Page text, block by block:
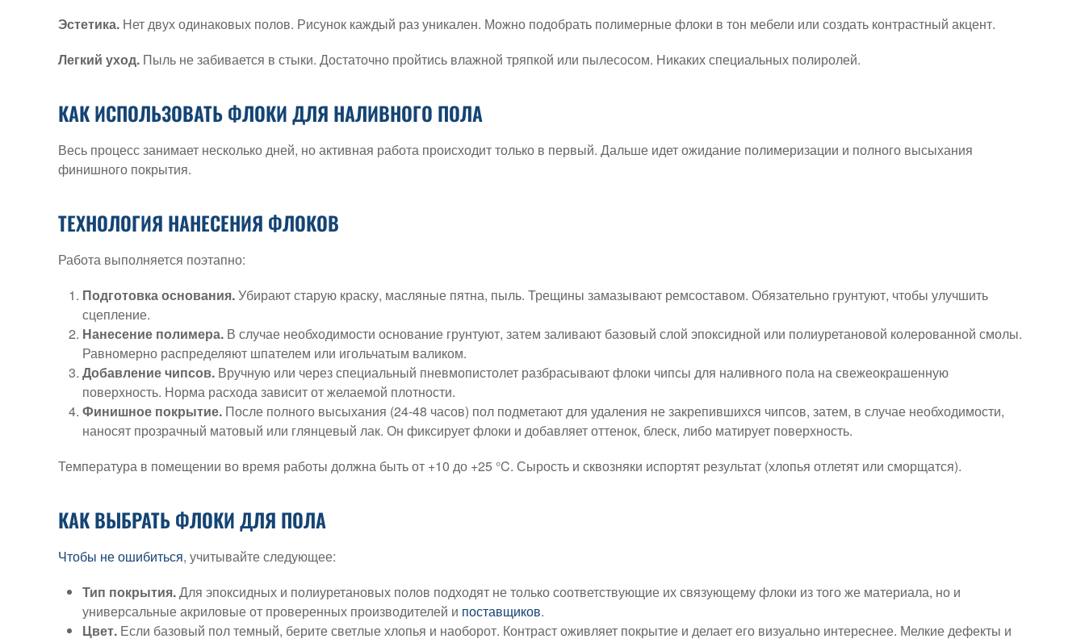
Эстетика. Нет двух одинаковых полов. Рисунок каждый раз уникален. Можно подобрать полимерные флоки в тон мебели или создать контрастный акцент.
Легкий уход. Пыль не забивается в стыки. Достаточно пройтись влажной тряпкой или пылесосом. Никаких специальных полиролей.
КАК ИСПОЛЬЗОВАТЬ ФЛОКИ ДЛЯ НАЛИВНОГО ПОЛА
Весь процесс занимает несколько дней, но активная работа происходит только в первый. Дальше идет ожидание полимеризации и полного высыхания
финишного покрытия.
ТЕХНОЛОГИЯ НАНЕСЕНИЯ ФЛОКОВ
Работа выполняется поэтапно:
Подготовка основания.Убирают старую краску, масляные пятна, пыль. Трещины замазывают ремсоставом. Обязательно грунтуют, чтобы улучшить
сцепление.
Нанесение полимера. В случае необходимости основание грунтуют, затем заливают базовый слой эпоксидной или полиуретановой колерованной смолы.
Равномерно распределяют шпателем или игольчатым валиком.
Добавление чипсов. Вручную или через специальный пневмопистолет разбрасывают флоки чипсы для наливного пола на свежеокрашенную
поверхность. Норма расхода зависит от желаемой плотности.
Финишное покрытие. После полного высыхания (24-48 часов) пол подметают для удаления не закрепившихся чипсов, затем, в случае необходимости,
наносят прозрачный матовый или глянцевый лак. Он фиксирует флоки и добавляет оттенок, блеск, либо матирует поверхность.
Температура в помещении во время работы должна быть от +10 до +25 °C. Сырость и сквозняки испортят результат (хлопья отлетят или сморщатся).
КАК ВЫБРАТЬ ФЛОКИ ДЛЯ ПОЛА
Чтобы не ошибиться, учитывайте следующее:
Тип покрытия.Для эпоксидных и полиуретановых полов подходят не только соответствующие их связующему флоки из того же материала, но и
универсальные акриловые от проверенных производителей и поставщиков.
Цвет. Если базовый пол темный, берите светлые хлопья и наоборот. Контраст оживляет покрытие и делает его визуально интереснее. Мелкие дефекты и